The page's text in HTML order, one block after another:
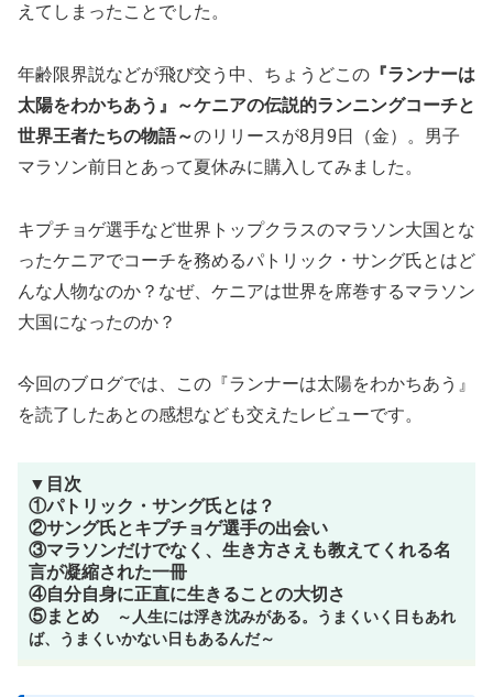
えてしまったことでした。
年齢限界説などが飛び交う中、ちょうどこの 『ランナーは
太陽をわかちあう』～ケニアの伝説的ランニングコーチと
世界王者たちの物語～のリリースが8月9日（金）。男子
マラソン前日とあって夏休みに購入してみました。
キプチョゲ選手など世界トップクラスのマラソン大国とな
ったケニアでコーチを務めるパトリック・サング氏とはど
んな人物なのか？なぜ、ケニアは世界を席巻するマラソン
大国になったのか？
今回のブログでは、この『ランナーは太陽をわかちあう』
を読了したあとの感想なども交えたレビューです。
▼目次
①パトリック・サング氏とは？
②サング氏とキプチョゲ選手の出会い
③マラソンだけでなく、生き方さえも教えてくれる名
言が凝縮された一冊
④自分自身に正直に生きることの大切さ
⑤まとめ
～人生には浮き沈みがある。うまくいく日もあれ
ば、うまくいかない日もあるんだ～